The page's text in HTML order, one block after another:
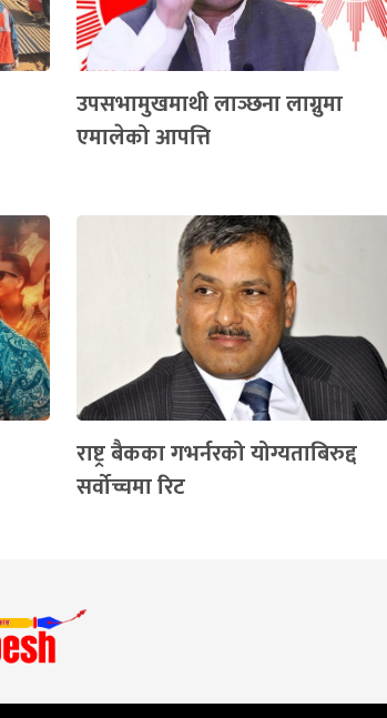
उपसभामुखमाथी लाञ्छना लाग्नुमा
एमालेको आपत्ति
राष्ट्र बैकका गभर्नरको योग्यताबिरुद्द
सर्वोच्चमा रिट